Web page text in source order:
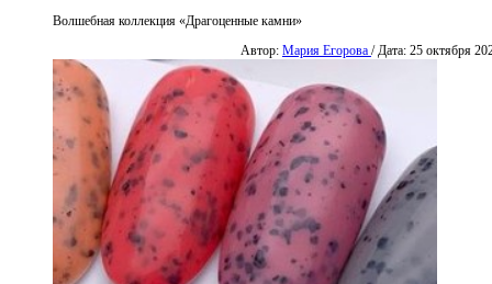
Волшебная коллекция «Драгоценные камни»
Автор: Мария Егорова / Дата: 25 октября